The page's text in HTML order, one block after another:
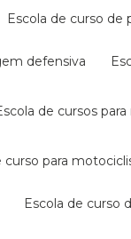
escola de curso
defensiva
escola de cursos
curso para
escola de